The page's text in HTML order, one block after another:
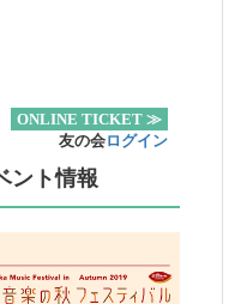
ONLINE TICKET ≫
友の会ログイン
ント情報